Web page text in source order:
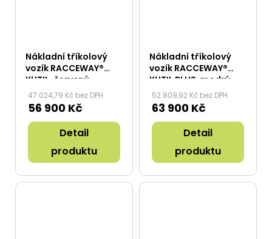
Nákladní tříkolový
vozík RACCEWAY®
KUTIL, červený
47 024,79 Kč bez DPH
56 900 Kč
Detail
produktu
Nákladní tříkolový
vozík RACCEWAY®
KUTIL PLUS, modrý
52 809,92 Kč bez DPH
63 900 Kč
Detail
produktu